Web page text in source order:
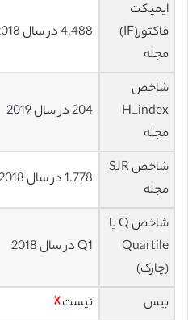
ایمپکت
فاکتور(IF)
مجله
4.488 در سال 2018
شاخص
H_index
مجله
204 در سال 2019
شاخص SJR
مجله
1.778 در سال 2018
شاخص Q یا
Quartile
(چارک)
Q1 در سال 2018
بیس نیست☓